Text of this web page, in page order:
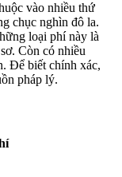
vào nhiều thứ
chục nghìn đô la.
loại phí này là
Còn có nhiều
Để biết chính xác,
pháp lý.